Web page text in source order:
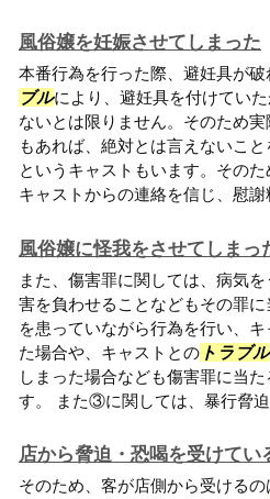
風俗嬢を妊娠させてしまった
本番行為を行った際、避妊具が
ブルにより、避妊具を付けてい
ないとは限りません。そのため
もあれば、絶対とは言えないこ
というキャストもいます。その
キャストからの連絡を信じ、慰
風俗嬢に怪我をさせてしまっ
また、傷害罪に関しては、病気
害を負わせることなどもその罪
を患っていながら行為を行い、
た場合や、キャストとの トラブル
しまった場合なども傷害罪に当
す。 また③に関しては、暴行脅
店から脅迫・恐喝を受けてい
そのため、客が店側から受ける